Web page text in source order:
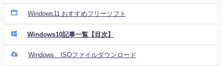
Windows11 おすすめフリーソフト
Windows10記事一覧【目次】
Windows ISOファイルダウンロード